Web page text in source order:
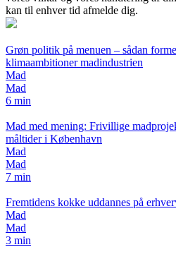
kan til enhver tid afmelde dig.
Grøn politik på menuen – sådan
klimaambitioner madindustrien
Mad
Mad
6 min
Mad med mening: Frivillige
måltider i København
Mad
Mad
7 min
Fremtidens kokke uddannes på
Mad
Mad
3 min